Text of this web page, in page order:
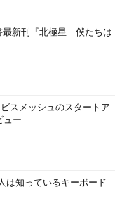
最新刊『北極星 僕たちは
スメッシュのスタートア
ュー
は知っているキーボード